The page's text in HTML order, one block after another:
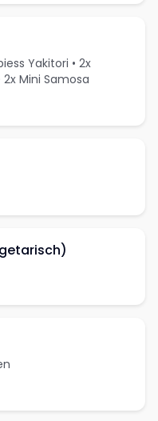
Yakitori • 2x
2x Mini Samosa